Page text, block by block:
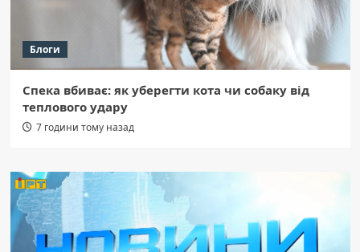
Блоги
Спека вбиває: як уберегти кота чи собаку від
теплового удару
7 години тому назад